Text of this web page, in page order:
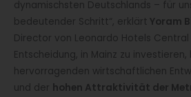
dynamischsten Deutschlands – für
bedeutender Schritt“, erklärt Yoram
Director von Leonardo Hotels Central
Entscheidung, in Mainz zu
hervorragenden wirtschaftlichen
und der hohen Attraktivität der